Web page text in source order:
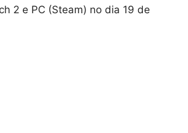
2 e PC (Steam) no dia 19 de